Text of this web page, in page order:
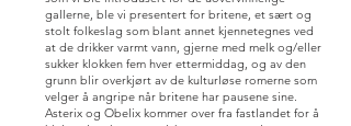
gallerne, ble vi presentert for britene, et sært og
stolt folkeslag som blant annet kjennetegnes ved
at de drikker varmt vann, gjerne med melk og/eller
sukker klokken fem hver ettermiddag, og av den
grunn blir overkjørt av de kulturløse romerne som
velger å angripe når britene har pausene sine.
Asterix og Obelix kommer over fra fastlandet for å